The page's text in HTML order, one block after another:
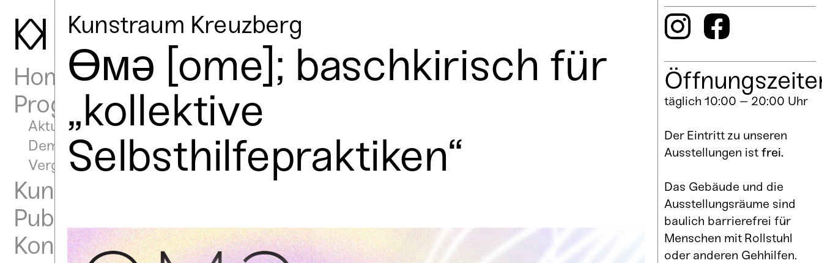
K
Home
Programm
Aktuell
Demnächst
Vergangen
Kunstraum
Publikationen
Kontakt
Kunstraum Kreuzberg
Өмә [ome]; baschkirisch für
„kollektive
Selbsthilfepraktiken“
täglich 10:00 – 20:00 Uhr
Der Eintritt zu unseren
Ausstellungen ist frei.
Das Gebäude und die
Ausstellungsräume sind
baulich barrierefrei für
Menschen mit Rollstuhl
oder anderen Gehhilfen.